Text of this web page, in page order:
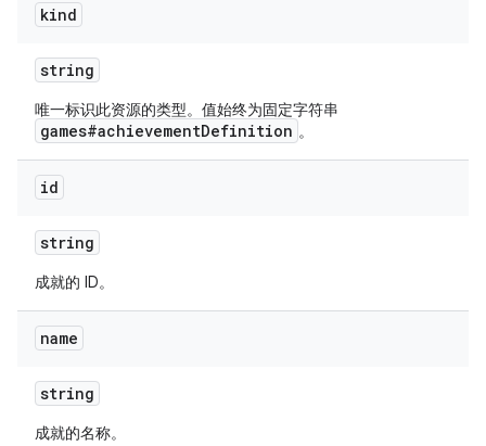
kind
string
唯一标识此资源的类型。值始终为固定字符串
games#achievementDefinition 。
id
string
成就的 ID。
name
string
成就的名称。